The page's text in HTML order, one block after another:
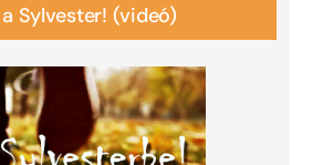
Sylvester! (videó)